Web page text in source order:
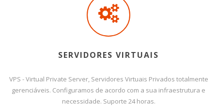
SERVIDORES VIRTUAIS
VPS - Virtual Private Server, Servidores Virtuais Privados totalmente
gerenciáveis. Configuramos de acordo com a sua infraestrutura e
necessidade. Suporte 24 horas.